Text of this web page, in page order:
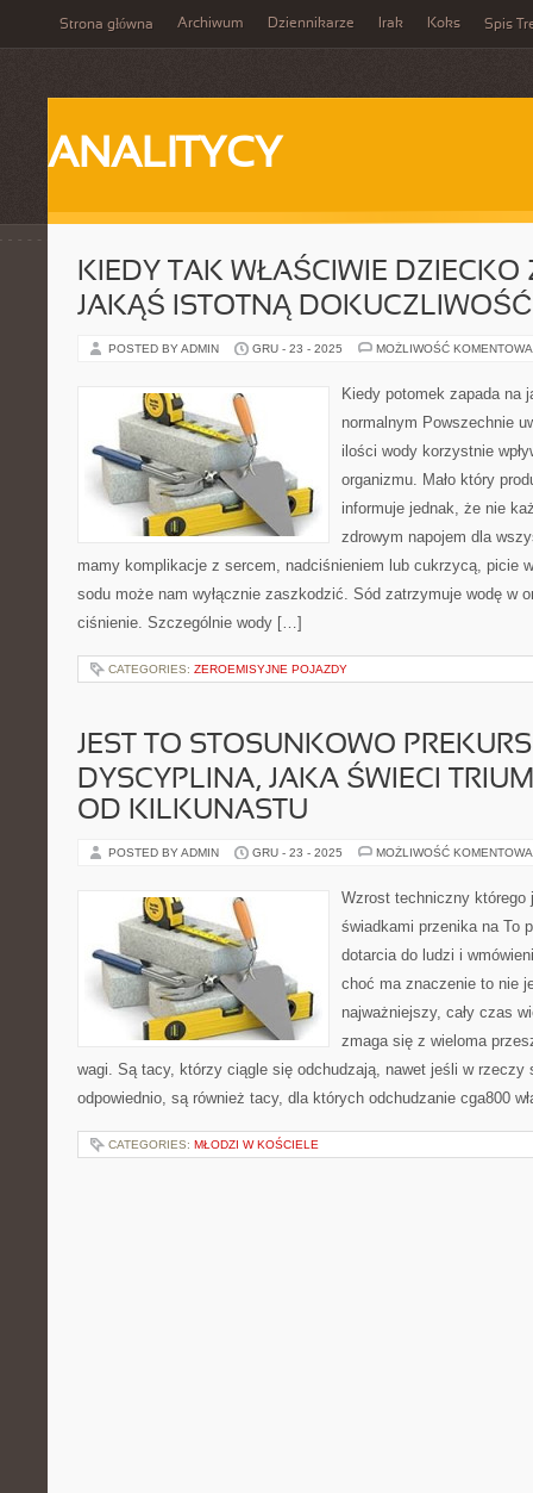
Strona główna Archiwum Dziennikarze Irak Koks Spis
ANALITYCY
KIEDY TAK WŁAŚCIWIE
JAKĄŚ ISTOTNĄ
POSTED BY ADMIN GRU - 23 - 2025 MOŻLIWOŚĆ
Kiedy potomek zapada na
normalnym Powszechnie
ilości wody korzystnie
organizmu. Mało który
informuje jednak, że nie
zdrowym napojem dla
mamy komplikacje z sercem, nadciśnieniem lub cukrzycą, picie
sodu może nam wyłącznie zaszkodzić. Sód zatrzymuje wodę w
ciśnienie. Szczególnie wody […]
CATEGORIES: ZEROEMISYJNE POJAZDY
JEST TO STOSUNKOWO
DYSCYPLINA, JAKA ŚWIECI
OD KILKUNASTU
POSTED BY ADMIN GRU - 23 - 2025 MOŻLIWOŚĆ
Wzrost techniczny którego
świadkami przenika na To
dotarcia do ludzi i
choć ma znaczenie to nie
najważniejszy, cały czas
zmaga się z wieloma
wagi. Są tacy, którzy ciągle się odchudzają, nawet jeśli w rzeczy
odpowiednio, są również tacy, dla których odchudzanie cga800
CATEGORIES: MŁODZI W KOŚCIELE